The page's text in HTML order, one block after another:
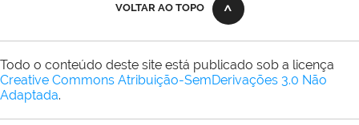
VOLTAR AO TOPO
Todo o conteúdo deste site está publicado sob a licença
Creative Commons Atribuição-SemDerivações 3.0 Não
Adaptada.